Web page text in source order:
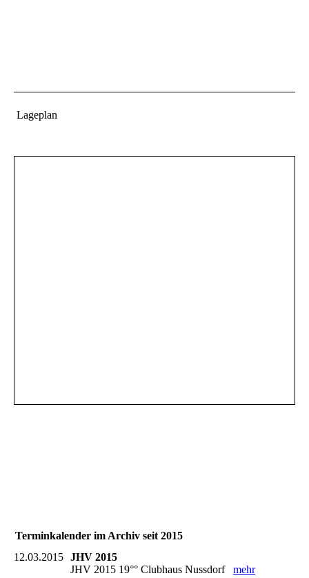
Lageplan
Terminkalender im Archiv seit 2015
12.03.2015 JHV 2015
JHV 2015 19°° Clubhaus Nussdorf mehr